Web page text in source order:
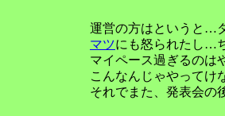
運営の方はというと…
マツにも怒られたし…
マイペース過ぎるのは
こんなんじゃやってけ
それでまた、発表会の